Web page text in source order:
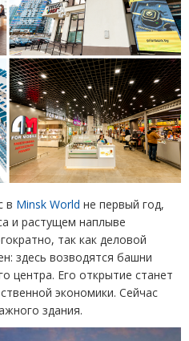
в Minsk World не первый год,
и растущем наплыве
так как деловой
здесь возводятся башни
центра. Его открытие станет
экономики. Сейчас
здания.